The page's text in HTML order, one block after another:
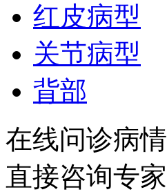
红皮病型
关节病型
背部
在线问诊病情
直接咨询专家